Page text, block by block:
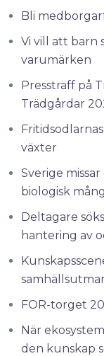
Bli
Vi vill att barn
varumärken
Pressträff på
Trädgårdar
växter
Sverige
biologisk
Deltagare
hantering av
FOR-torget
När
den kunskap